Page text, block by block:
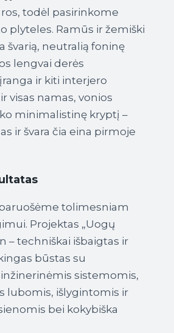
todėl pasirinkome
plyteles. Ramūs ir žemiški
švarią, neutralią foninę
lengvai derės
ir kiti interjero
visas namas, vonios
minimalistinę kryptį –
ir švara čia eina pirmoje
tolimesniam
Projektas „Uogų
– techniškai išbaigtas ir
būstas su
sistemomis,
lubomis, išlygintomis ir
bei kokybiška